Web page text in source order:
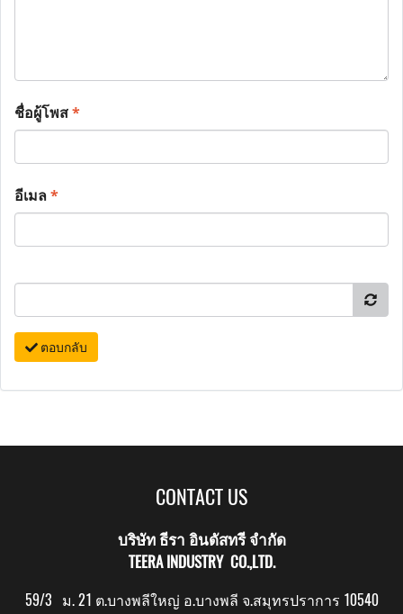
ชื่อผู้โพส*
อีเมล*
ตอบกลับ
CONTACT US
บริษัท ธีรา อินดัสทรี จำกัด
TEERA INDUSTRY CO.,LTD.
59/3 ม. 21 ต.บางพลีใหญ่ อ.บางพลี จ.สมุทรปราการ 10540